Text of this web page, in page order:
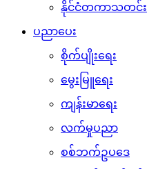
နိုင်ငံတကာသတင်း
ပညာပေး
စိုက်ပျိုးရေး
မွေးမြူရေး
ကျန်းမာရေး
လက်မှုပညာ
စစ်ဘက်ဥပဒေ